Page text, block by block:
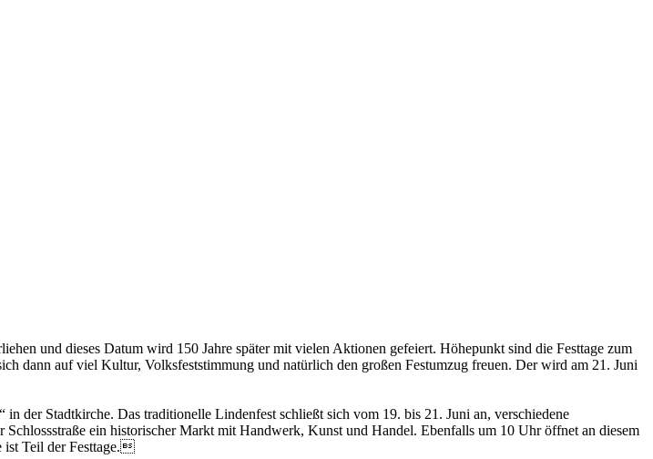
und dieses Datum wird 150 Jahre später mit vielen Aktionen gefeiert. Höhepunkt sind die Festtage zum
dann auf viel Kultur, Volksfeststimmung und natürlich den großen Festumzug freuen. Der wird am 21. Juni
der Stadtkirche. Das traditionelle Lindenfest schließt sich vom 19. bis 21. Juni an, verschiedene
ein historischer Markt mit Handwerk, Kunst und Handel. Ebenfalls um 10 Uhr öffnet an diesem
ist Teil der Festtage.